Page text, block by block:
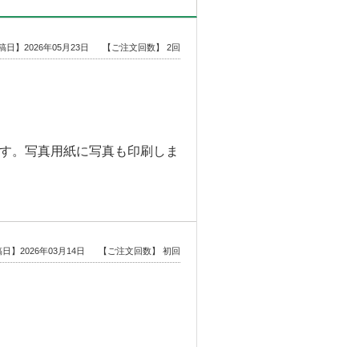
【ご注文回数】 2回
日】2026年05月23日
。写真用紙に写真も印刷しま
【ご注文回数】 初回
日】2026年03月14日